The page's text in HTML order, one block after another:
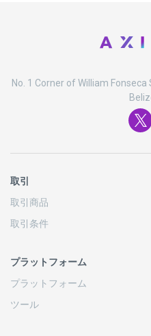
No. 1 Corner of William
取引
取引商品
取引条件
プラットフォーム
プラットフォーム
ツール